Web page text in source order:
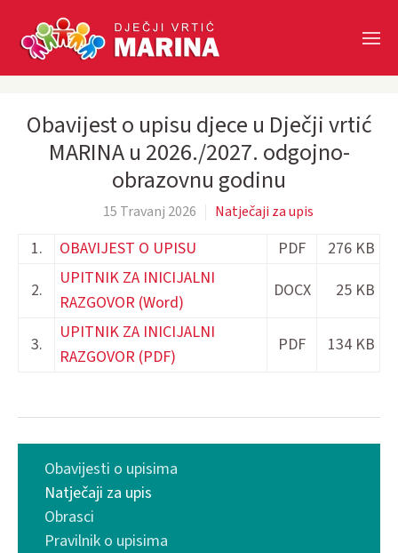
Skip to main content
Obavijest o upisu djece u Dječji vrtić
MARINA u 2026./2027. odgojno-
obrazovnu godinu
15 Travanj 2026 Natječaji za upis
1. OBAVIJEST O UPISU PDF
276 KB
2.
UPITNIK ZA INICIJALNI
RAZGOVOR (Word)
DOCX 25 KB
3.
UPITNIK ZA INICIJALNI
RAZGOVOR (PDF)
PDF 134 KB
Obavijesti o upisima
Natječaji za upis
Obrasci
Pravilnik o upisima